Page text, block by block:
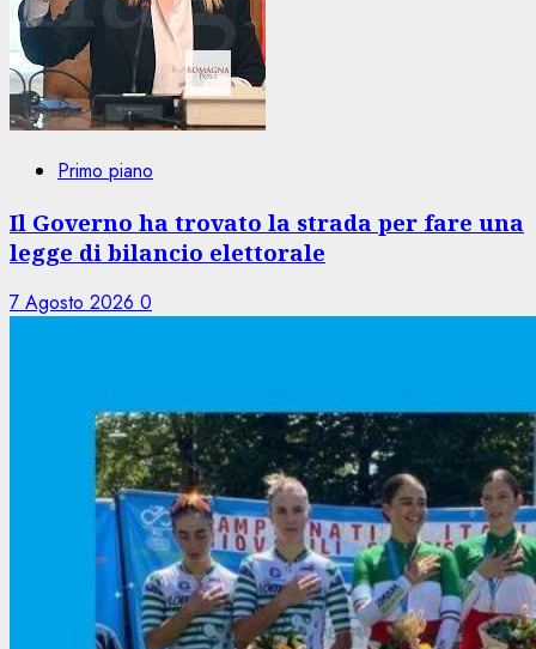
Primo piano
Il Governo ha trovato la strada per fare una
legge di bilancio elettorale
7 Agosto 2026 0